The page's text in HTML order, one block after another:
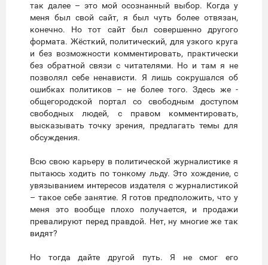
так далее – это мой осознанный выбор. Когда у
меня был свой сайт, я был чуть более отвязан,
конечно. Но тот сайт был совершенно другого
формата. Жёсткий, политический, для узкого круга
и без возможности комментировать, практически
без обратной связи с читателями. Но и там я не
позволял себе ненависти. Я лишь сокрушался об
ошибках политиков – не более того. Здесь же -
общегородской портал со свободным доступом
свободных людей, с правом комментировать,
высказывать точку зрения, предлагать темы для
обсуждения.
Всю свою карьеру в политической журналистике я
пытаюсь ходить по тонкому льду. Это хождение, с
увязыванием интересов издателя с журналистикой
– такое себе занятие. Я готов предположить, что у
меня это вообще плохо получается, и продажи
превалируют перед правдой. Нет, ну многие же так
видят?
Но тогда дайте другой путь. Я не смог его